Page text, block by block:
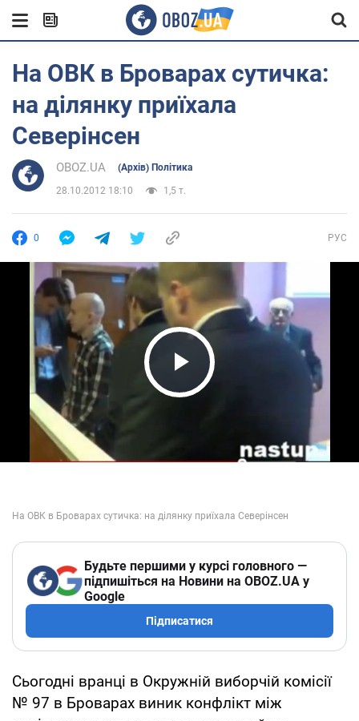
На ОВК в Броварах сутичка:
на ділянку приїхала
Северінсен
OBOZ.UA (Архів) Політика
28.10.2012 18:10 1,5 т.
0 РУС
Play Video
Будьте першими у курсі головного —
підпишіться на Новини на OBOZ.UA у
Google
Підписатися
Сьогодні вранці в Окружній виборчій комісії
№ 97 в Броварах виник конфлікт між